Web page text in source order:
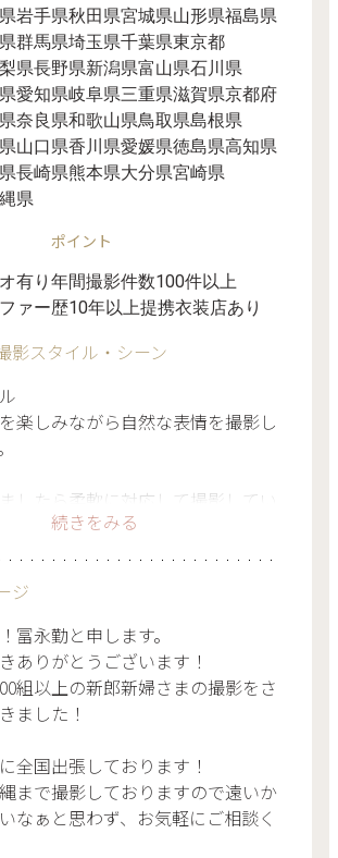
岩手県秋田県宮城県山形県福島県
群馬県埼玉県千葉県東京都
県長野県新潟県富山県石川県
愛知県岐阜県三重県滋賀県京都府
奈良県和歌山県鳥取県島根県
山口県香川県愛媛県徳島県高知県
長崎県熊本県大分県宮崎県
県
ポイント
有り 年間撮影件数100件以上
ァー歴10年以上提携衣装店あり
影スタイル・シーン
楽しみながら自然な表情を撮影し
したら柔軟に対応して撮影してい
続きをみる
ジ
冨永勤と申します。
ありがとうございます！
組以上の新郎新婦さまの撮影をさ
ました！
全国出張しております！
まで撮影しておりますので遠いか
なぁと思わず、お気軽にご相談く